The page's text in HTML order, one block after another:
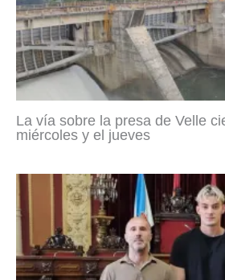
La vía sobre la presa de Velle
miércoles y el jueves